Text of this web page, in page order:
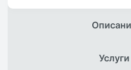
Услуги